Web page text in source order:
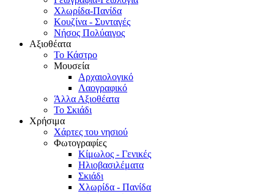
Χλωρίδα-Πανίδα
Κουζίνα - Συνταγές
Νήσος Πολύαιγος
Αξιοθέατα
Το Κάστρο
Μουσεία
Αρχαιολογικό
Λαογραφικό
Άλλα Αξιοθέατα
Το Σκιάδι
Χρήσιμα
Χάρτες του νησιού
Φωτογραφίες
Κίμωλος - Γενικές
Ηλιοβασιλέματα
Σκιάδι
Χλωρίδα - Πανίδα